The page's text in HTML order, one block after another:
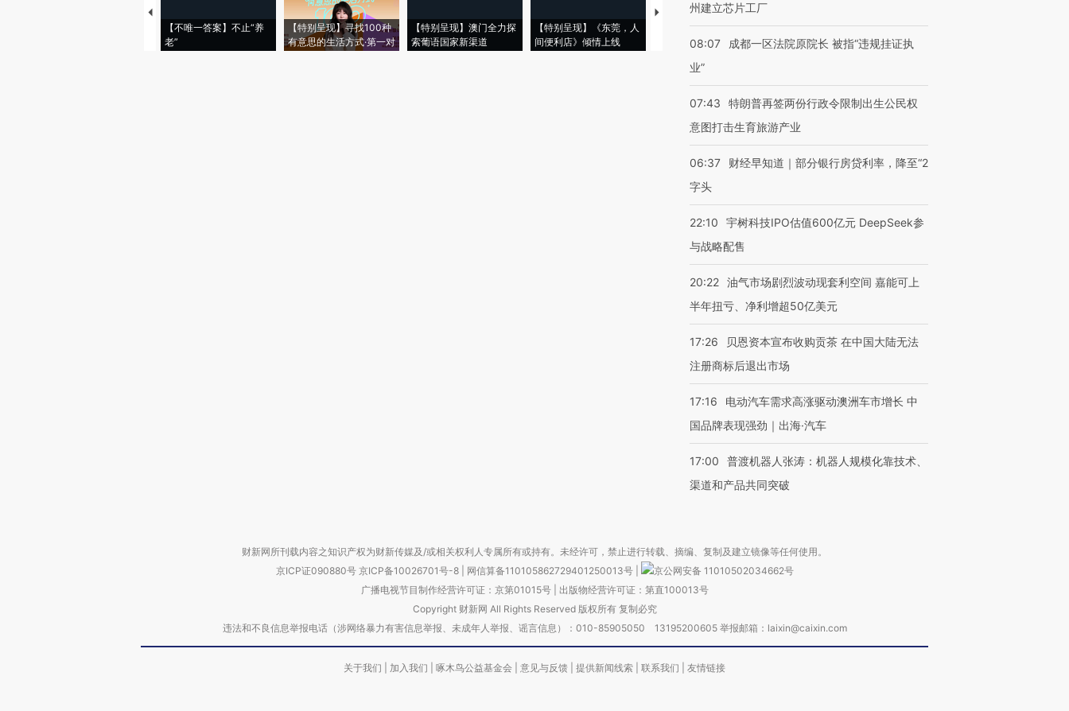
【不唯一答案】不止“养
老”
【特别呈现】寻找100种
有意思的生活方式·第一对
【特别呈现】澳门全力探
索葡语国家新渠道
【特别呈现】《东莞，人
间便利店》倾情上线
【推广】走进第四届链博
会，让数智科技“链”接产
【特别呈现】寻找100种
有意思的生活方式·第三对
CFO：不靠规模取胜，华
住三大增长引擎是什么？
州建立芯片工厂
08:07
成都一区法院原院长 被指“违规挂证执
业”
07:43
特朗普再签两份行政令限制出生公民权
意图打击生育旅游产业
06:37
财经早知道｜部分银行房贷利率，降至“2
字头
22:10
宇树科技IPO估值600亿元 DeepSeek参
与战略配售
20:22 油气市场剧烈波动现套利空间 嘉能可上
半年扭亏、净利增超50亿美元
17:26
贝恩资本宣布收购贡茶 在中国大陆无法
注册商标后退出市场
17:16
电动汽车需求高涨驱动澳洲车市增长 中
国品牌表现强劲｜出海·汽车
17:00
普渡机器人张涛：机器人规模化靠技术、
渠道和产品共同突破
财新网所刊载内容之知识产权为财新传媒及/或相关权利人专属所有或持有。未经许可，禁止进行转载、摘编、复制及建立镜像等任何使用。
京ICP证090880号 京ICP备10026701号-8 网信算备110105862729401250013号
京公网安备 11010502034662号
广播电视节目制作经营许可证：京第01015号| 出版物经营许可证：第直100013号
Copyright 财新网 All Rights Reserved 版权所有 复制必究
违法和不良信息举报电话（涉网络暴力有害信息举报、未成年人举报、谣言信息）：010-85905050 13195200605 举报邮箱：laixin@caixin.com
关于我们 加入我们 啄木鸟公益基金会 意见与反馈 提供新闻线索 联系我们 友情链接